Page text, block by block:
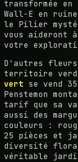
transformée
Wall-E en
le Pilier
vous aideront à
votre
D'autres fleurs
territoire
vert se vend
Penstemon
tarif que sa
aussi des
couleurs :
25 pièces et
diversité
véritable